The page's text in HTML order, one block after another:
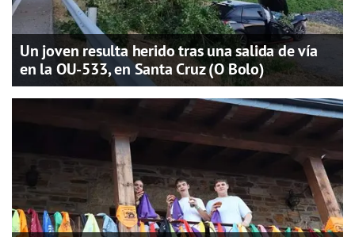
Un joven resulta herido tras una salida de vía
en la OU-533, en Santa Cruz (O Bolo)